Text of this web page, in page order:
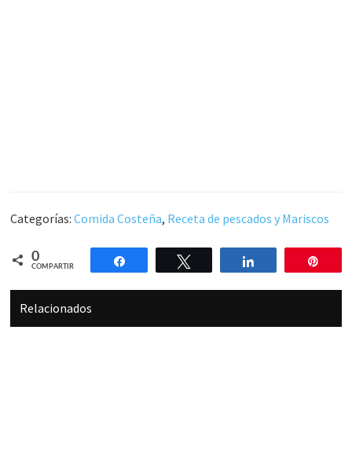
Categorías:Comida Costeña, Receta de pescados y Mariscos
0
COMPARTIR
Compartir Compartir
Relacionados